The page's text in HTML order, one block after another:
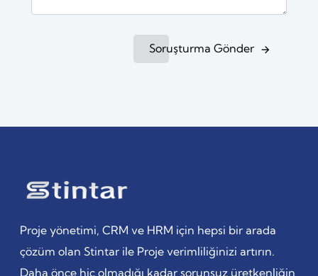
Soruşturma Gönder
Proje yönetimi, CRM ve HRM için hepsi bir arada
çözüm olan Stintar ile Proje verimliliğinizi artırın.
Daha önce hiç olmadığı kadar sorunsuz üretkenliğin